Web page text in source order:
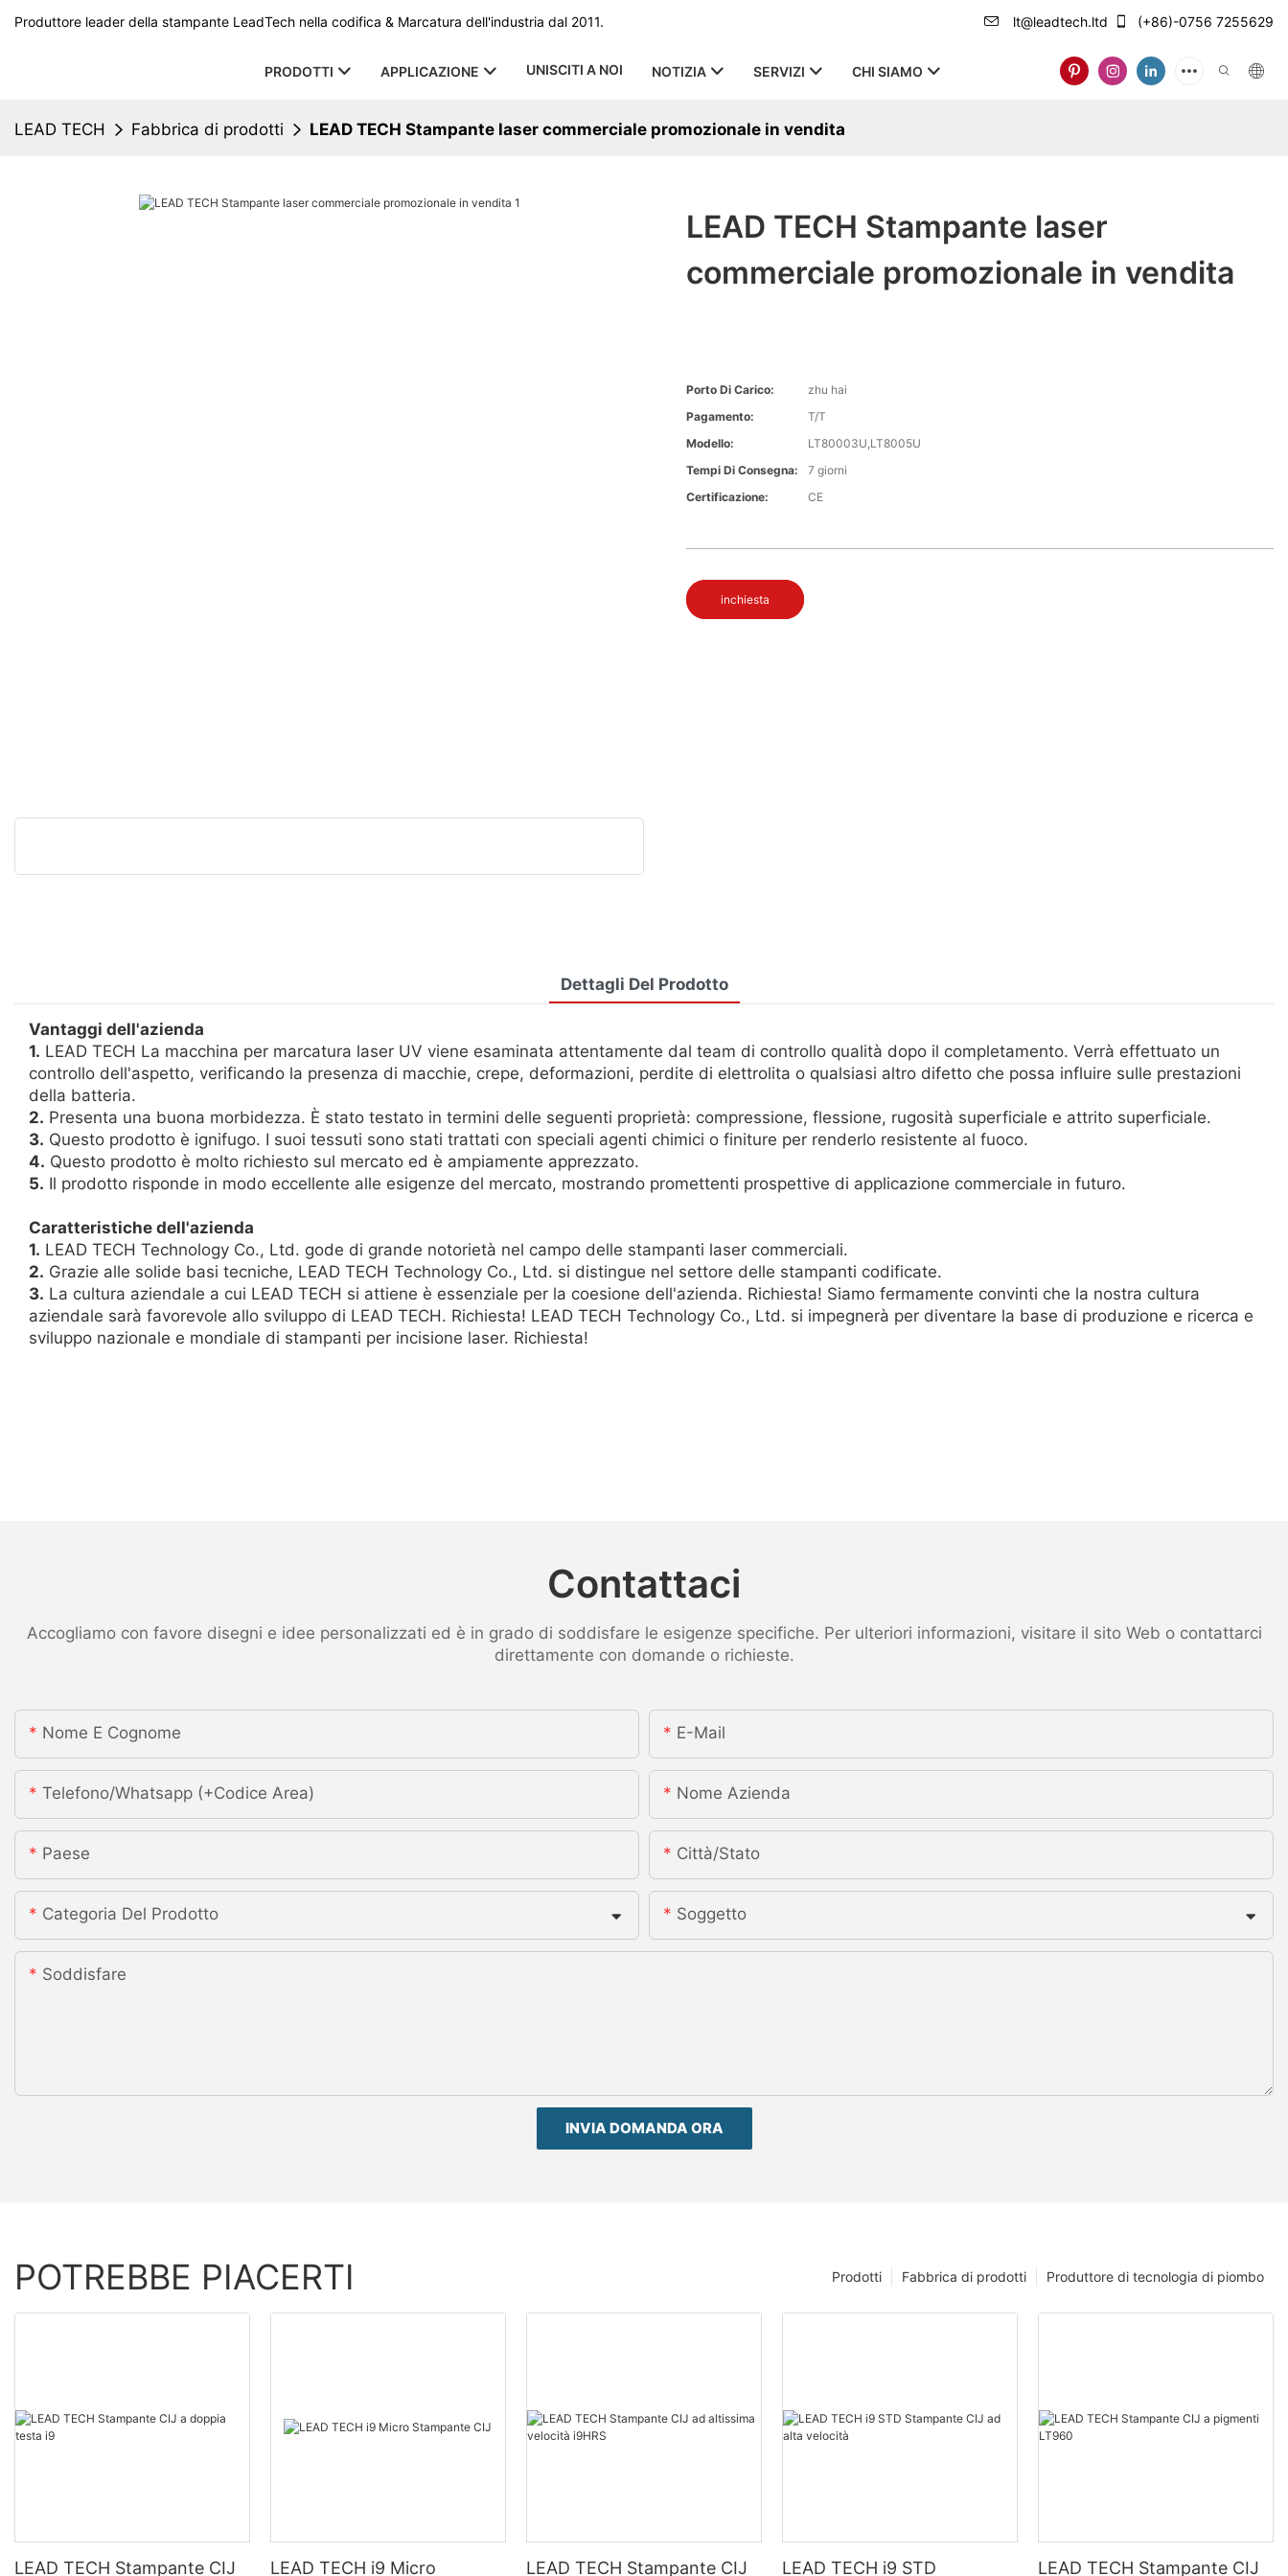
Produttore leader della stampante LeadTech nella codifica & Marcatura dell'industria dal 2011. lt@leadtech.ltd (+86)-0756 7255629
PRODOTTI APPLICAZIONE UNISCITI A NOI NOTIZIA SERVIZI CHI SIAMO
LEAD TECH Fabbrica di prodotti LEAD TECH Stampante laser commerciale promozionale in vendita
LEAD TECH Stampante laser
commerciale promozionale in vendita
Porto Di Carico:
zhu hai
Pagamento:
T/T
Modello:
LT80003U,LT8005U
Tempi Di Consegna:
7 giorni
Certificazione:
CE
inchiesta
Dettagli Del Prodotto
Vantaggi dell'azienda
1. LEAD TECH La macchina per marcatura laser UV viene esaminata attentamente dal team di controllo qualità dopo il completamento. Verrà effettuato un
controllo dell'aspetto, verificando la presenza di macchie, crepe, deformazioni, perdite di elettrolita o qualsiasi altro difetto che possa influire sulle prestazioni
della batteria.
2. Presenta una buona morbidezza. È stato testato in termini delle seguenti proprietà: compressione, flessione, rugosità superficiale e attrito superficiale.
3. Questo prodotto è ignifugo. I suoi tessuti sono stati trattati con speciali agenti chimici o finiture per renderlo resistente al fuoco.
4. Questo prodotto è molto richiesto sul mercato ed è ampiamente apprezzato.
5. Il prodotto risponde in modo eccellente alle esigenze del mercato, mostrando promettenti prospettive di applicazione commerciale in futuro.
Caratteristiche dell'azienda
1. LEAD TECH Technology Co., Ltd. gode di grande notorietà nel campo delle stampanti laser commerciali.
2. Grazie alle solide basi tecniche, LEAD TECH Technology Co., Ltd. si distingue nel settore delle stampanti codificate.
3. La cultura aziendale a cui LEAD TECH si attiene è essenziale per la coesione dell'azienda. Richiesta! Siamo fermamente convinti che la nostra cultura
aziendale sarà favorevole allo sviluppo di LEAD TECH. Richiesta! LEAD TECH Technology Co., Ltd. si impegnerà per diventare la base di produzione e ricerca e
sviluppo nazionale e mondiale di stampanti per incisione laser. Richiesta!
Contattaci
Accogliamo con favore disegni e idee personalizzati ed è in grado di soddisfare le esigenze specifiche. Per ulteriori informazioni, visitare il sito Web o contattarci
direttamente con domande o richieste.
Nome E Cognome E-Mail
Telefono/whatsapp (+codice Area) Nome Azienda
Paese Città/stato
Categoria Del Prodotto Soggetto
Soddisfare
INVIA DOMANDA ORA
POTREBBE PIACERTI Produttore di tecnologia di piombo
Fabbrica di prodotti
Prodotti
LEAD TECH Stampante CIJ
LEAD TECH i9 Micro
LEAD TECH Stampante CIJ
LEAD TECH i9 STD
LEAD TECH Stampante CIJ